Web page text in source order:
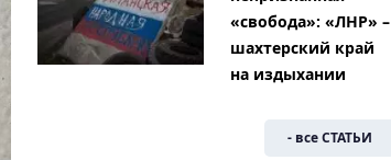
«свобода»: «ЛНР» –
шахтерский край
на издыхании
- все СТАТЬИ